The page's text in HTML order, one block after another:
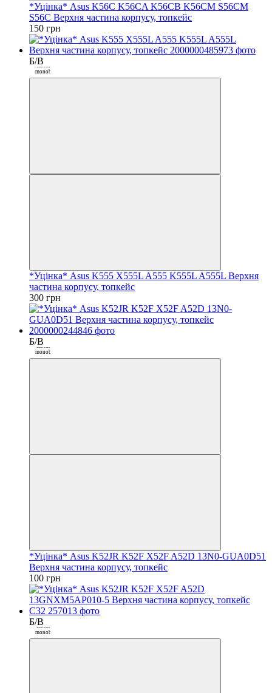
*Уцінка* Asus K56C K56CA K56CB K56CM S56CM
S56C Верхня частина корпусу, топкейс
150 грн
Б/ВПокупка
частинами від
monobank
*Уцінка* Asus K555 X555L A555 K555L A555L Верхня
частина корпусу, топкейс
300 грн
Б/ВПокупка
частинами від
monobank
*Уцінка* Asus K52JR K52F X52F A52D 13N0-GUA0D51
Верхня частина корпусу, топкейс
100 грн
Б/ВПокупка
частинами від
monobank